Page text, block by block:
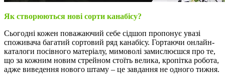
Як створюються нові сорти канабісу?
Сьогодні кожен поважаючий себе сідшоп пропонує увазі
споживача багатий сортовий ряд канабісу. Гортаючи онлайн-
каталоги посівного матеріалу, мимоволі замислюєшся про те,
що за кожним новим стрейном стоїть велика, кропітка робота,
адже виведення нового штаму – це завдання не одного тижня.